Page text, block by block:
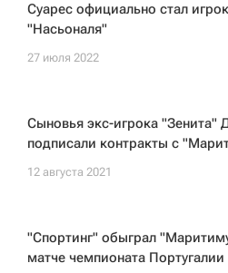
Суарес официально стал
"Насьоналя"
27 июля 2022
Сыновья экс-игрока "Зенита"
подписали контракты с
12 августа 2021
"Спортинг" обыграл
матче чемпионата Португалии